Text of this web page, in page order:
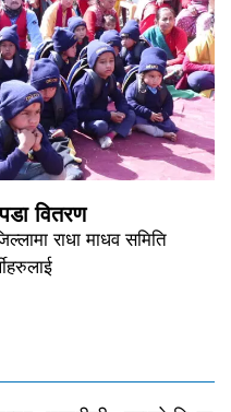
वितरण
राधा माधव समिति